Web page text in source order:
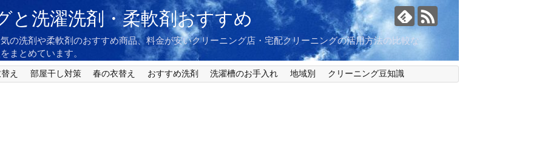
と洗濯洗剤・柔軟剤おすすめ
の洗剤や柔軟剤のおすすめ商品、料金が安いクリーニング店・宅配クリーニングの活用方法の比較な
まとめています。
え 部屋干し対策 春の衣替え おすすめ洗剤 洗濯槽のお手入れ 地域別 クリーニング豆知識